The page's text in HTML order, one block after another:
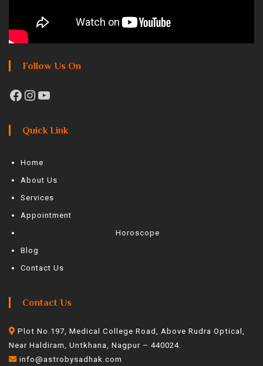
Follow Us On
Quick Link
Home
About Us
Services
Appointment
Horoscope
Blog
Contact Us
Contact Us
Plot No.197, Medical College Road, Above Rudra Optical,
Near Haldiram, Untkhana, Nagpur – 440024.
info@astrobysadhak.com